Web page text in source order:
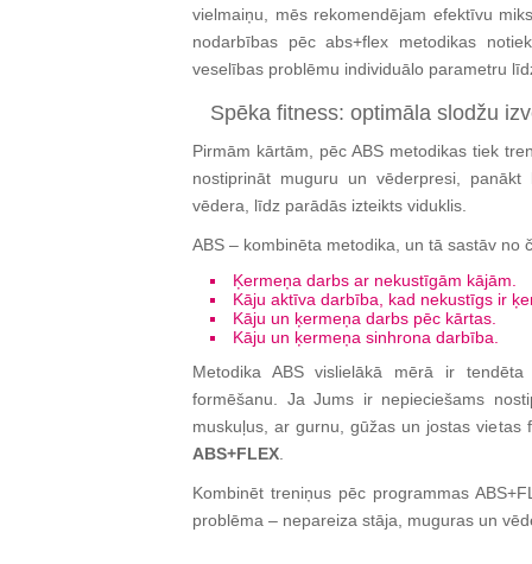
vielmaiņu, mēs rekomendējam efektīvu
nodarbības pēc abs+flex metodikas
veselības problēmu individuālo parametru
Spēka fitness: optimāla slodžu
Pirmām kārtām, pēc ABS metodikas tiek
nostiprināt muguru un vēderpresi,
vēdera, līdz parādās izteikts viduklis.
ABS – kombinēta metodika, un tā sastāv no
Ķermeņa darbs ar nekustīgām kājām.
Kāju aktīva darbība, kad nekustīgs ir
Kāju un ķermeņa darbs pēc kārtas.
Kāju un ķermeņa sinhrona darbība.
Metodika ABS vislielākā mērā ir
formēšanu. Ja Jums ir nepieciešams
muskuļus, ar gurnu, gūžas un jostas vietas
ABS+FLEX
Kombinēt treniņus pēc programmas
problēma – nepareiza stāja, muguras un